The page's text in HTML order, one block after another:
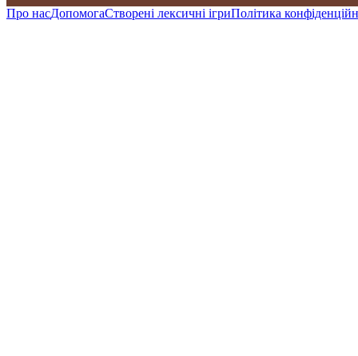
Про насДопомогаСтворені лексичні ігриПолітика